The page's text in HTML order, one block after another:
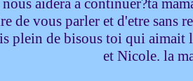
de vous parler et d'etre sans
plein de bisous toi qui aimait
et Nicole. la